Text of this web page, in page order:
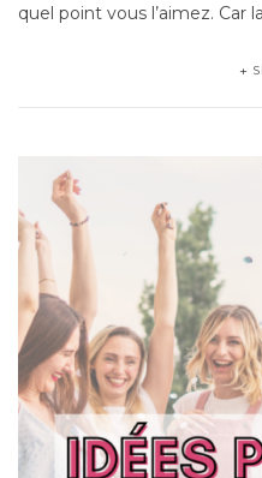
quel point vous l’aimez. Car